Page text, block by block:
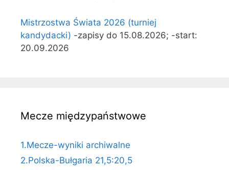
Mistrzostwa Świata 2026 (turniej
kandydacki) -zapisy do 15.08.2026; -start:
20.09.2026
Mecze międzypaństwowe
1.Mecze-wyniki archiwalne
2.Polska-Bułgaria 21,5:20,5